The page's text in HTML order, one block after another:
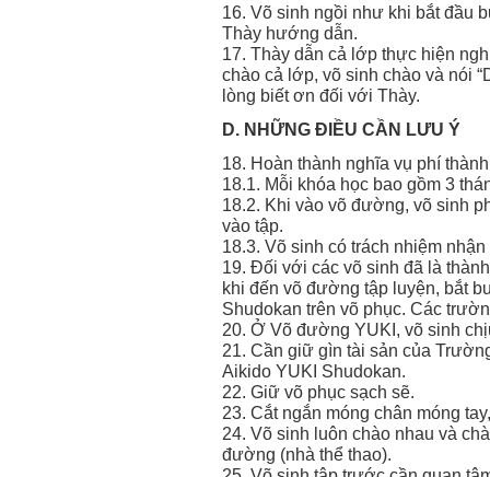
16. Võ sinh ngồi như khi bắt đầu
Thày hướng dẫn.
17. Thày dẫn cả lớp thực hiện
chào cả lớp, võ sinh chào và nói
lòng biết ơn đối với Thày.
D. NHỮNG ĐIỀU CẦN LƯU Ý
18. Hoàn thành nghĩa vụ phí
18.1. Mỗi khóa học bao gồm 3
18.2. Khi vào võ đường, võ sinh
vào tập.
18.3. Võ sinh có trách nhiệm
19. Đối với các võ sinh đã là
khi đến võ đường tập luyện, bắt
Shudokan trên võ phục. Các
20. Ở Võ đường YUKI, võ sinh
21. Cần giữ gìn tài sản của
Aikido YUKI Shudokan.
22. Giữ võ phục sạch sẽ.
23. Cắt ngắn móng chân móng
24. Võ sinh luôn chào nhau và
đường (nhà thể thao).